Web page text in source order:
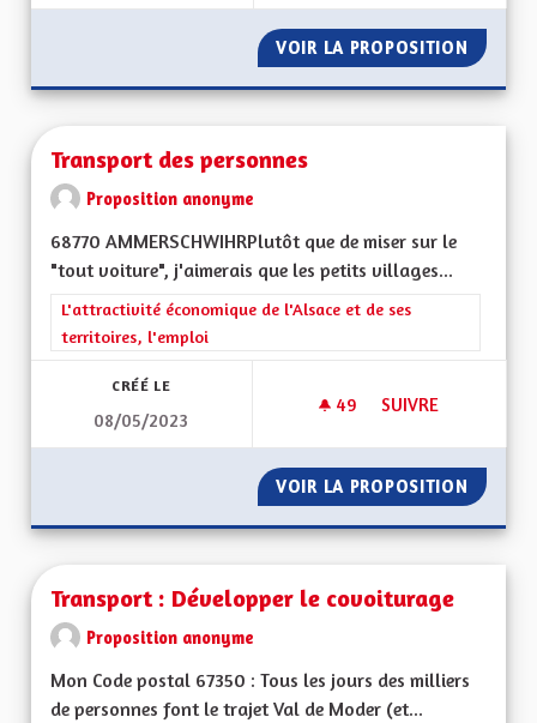
VOIR LA PROPOSITION
Transport des personnes
Proposition anonyme
68770 AMMERSCHWIHRPlutôt que de miser sur le
"tout voiture", j'aimerais que les petits villages...
Filtrer les résultats de la catégorie : L'attractivité
L'attractivité économique de l'Alsace et de ses
territoires, l'emploi
CRÉÉ LE
08/05/2023
49 49 ABONNÉS
SUIVRE
VOIR LA PROPOSITION
Transport : Développer le covoiturage
Proposition anonyme
Mon Code postal 67350 : Tous les jours des milliers
de personnes font le trajet Val de Moder (et...